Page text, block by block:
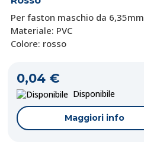
Per faston maschio da 6,35mm
Materiale: PVC
Colore: rosso
0,04 €
Disponibile
Maggiori info